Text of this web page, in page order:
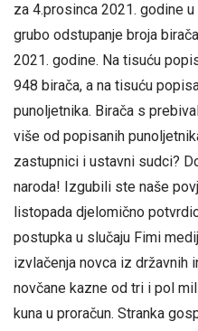
za 4.prosinca 2021. godine
grubo odstupanje broja
2021. godine. Na tisuću
948 birača, a na tisuću
punoljetnika. Birača s
više od popisanih
zastupnici i ustavni sudci?
naroda! Izgubili ste naše
listopada djelomično
postupka u slučaju Fimi
izvlačenja novca iz državnih
novčane kazne od tri i pol
kuna u proračun. Stranka